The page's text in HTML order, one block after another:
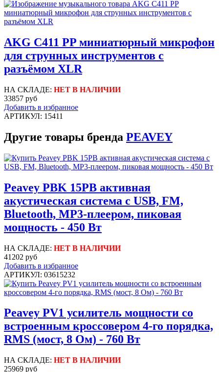
AKG C411 PP миниатюрный микрофон
для струнных инструментов с
разъёмом XLR
НА СКЛАДЕ: НЕТ В НАЛИЧИИ
33857 руб
Добавить в избранное
АРТИКУЛ: 15411
Другие товары бренда PEAVEY
Peavey PBK 15PB активная
акустическая система с USB, FM,
Bluetooth, MP3-плеером, пиковая
мощность - 450 Вт
НА СКЛАДЕ: НЕТ В НАЛИЧИИ
41202 руб
Добавить в избранное
АРТИКУЛ: 03615232
Peavey PV1 усилитель мощности cо
встроенным кроссовером 4-го порядка,
RMS (мост, 8 Ом) - 760 Вт
НА СКЛАДЕ: НЕТ В НАЛИЧИИ
25969 руб